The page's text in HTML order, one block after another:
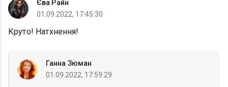
Єва Райн
01.09.2022, 17:45:30
Круто! Натхнення!
Ганна Зюман
01.09.2022, 17:59:29